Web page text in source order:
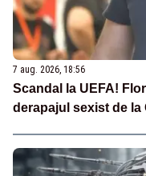
7 aug. 2026, 18:56
Scandal la UEFA!
derapajul sexist de la